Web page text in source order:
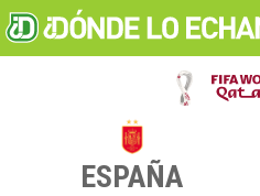
ESPAÑA